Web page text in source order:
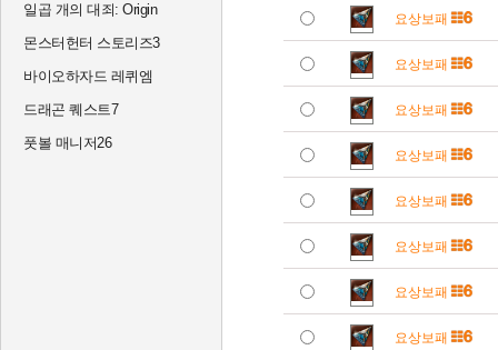
일곱 개의 대죄: Origin
몬스터헌터 스토리즈3
바이오하자드 레퀴엠
드래곤 퀘스트7
풋볼 매니저26
요상보패
요상보패
요상보패
요상보패
요상보패
요상보패
요상보패
요상보패